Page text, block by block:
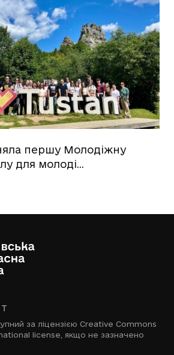
першу Молодіжну
для молоді…
за ліцензією Creative Commons
license , якщо не зазначено